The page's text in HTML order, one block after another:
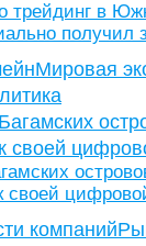
трейдинг в
получил
Мировая
своей
компаний